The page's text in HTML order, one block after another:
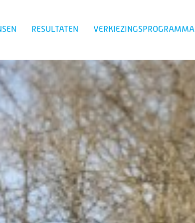
RESULTATEN VERKIEZINGSPROGRAMMA
Zoeken